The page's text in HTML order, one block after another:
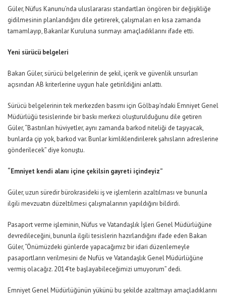
Güler, Nüfus Kanunu’nda uluslararası standartları öngören bir değişikliğe
gidilmesinin planlandığını dile getirerek, çalışmaları en kısa zamanda
tamamlayıp, Bakanlar Kuruluna sunmayı amaçladıklarını ifade etti.
Yeni sürücü belgeleri
Bakan Güler, sürücü belgelerinin de şekil, içerik ve güvenlik unsurları
açısından AB kriterlerine uygun hale getirildiğini anlattı.
Sürücü belgelerinin tek merkezden basımı için Gölbaşı’ndaki Emniyet Genel
Müdürlüğü tesislerinde bir baskı merkezi oluşturulduğunu dile getiren
Güler, “Bastırılan hüviyetler, aynı zamanda barkod niteliği de taşıyacak,
bunlarda çip yok, barkod var. Bunlar kimliklendirilerek şahısların adreslerine
gönderilecek” diye konuştu.
“Emniyet kendi alanı içine çekilsin gayreti içindeyiz”
Güler, uzun süredir bürokrasideki iş ve işlemlerin azaltılması ve bununla
ilgili mevzuatın düzeltilmesi çalışmalarının yapıldığını bildirdi.
Pasaport verme işleminin, Nüfus ve Vatandaşlık İşleri Genel Müdürlüğüne
devredileceğini, bununla ilgili tesislerin hazırlandığını ifade eden Bakan
Güler, “Önümüzdeki günlerde yapacağımız bir idari düzenlemeyle
pasaportların verilmesini de Nufüs ve Vatandaşlık Genel Müdürlüğüne
vermiş olacağız. 2014’te başlayabileceğimizi umuyorum” dedi.
Emniyet Genel Müdürlüğünün yükünü bu şekilde azaltmayı amaçladıklarını